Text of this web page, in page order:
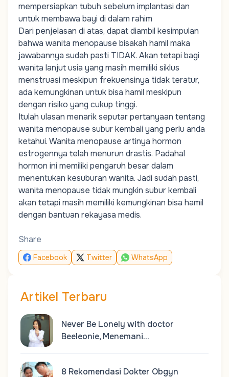
mempersiapkan tubuh sebelum implantasi dan
untuk membawa bayi di dalam rahim
Dari penjelasan di atas, dapat diambil kesimpulan
bahwa wanita menopause bisakah hamil maka
jawabannya sudah pasti TIDAK. Akan tetapi bagi
wanita lanjut usia yang masih memiliki siklus
menstruasi meskipun frekuensinya tidak teratur,
ada kemungkinan untuk bisa hamil meskipun
dengan risiko yang cukup tinggi.
Itulah ulasan menarik seputar pertanyaan tentang
wanita menopause subur kembali yang perlu anda
ketahui. Wanita menopause artinya hormon
estrogennya telah menurun drastis. Padahal
hormon ini memiliki pengaruh besar dalam
menentukan kesuburan wanita. Jadi sudah pasti,
wanita menopause tidak mungkin subur kembali
akan tetapi masih memiliki kemungkinan bisa hamil
dengan bantuan rekayasa medis.
Share
Facebook Twitter WhatsApp
Artikel Terbaru
Never Be Lonely with doctor
Beeleonie, Menemani…
8 Rekomendasi Dokter Obgyn